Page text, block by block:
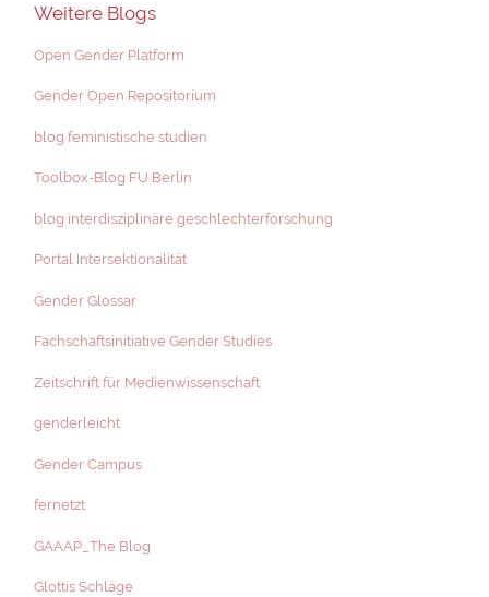
Weitere Blogs
Open Gender Platform
Gender Open Repositorium
blog feministische studien
Toolbox-Blog FU Berlin
blog interdisziplinäre geschlechterforschung
Portal Intersektionalität
Gender Glossar
Fachschaftsinitiative Gender Studies
Zeitschrift für Medienwissenschaft
genderleicht
Gender Campus
fernetzt
GAAAP_The Blog
Glottis Schläge